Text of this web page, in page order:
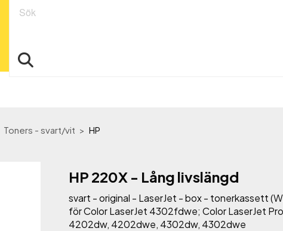
Sök
Toners - svart/vit HP
HP 220X - Lång livslängd
svart - original - LaserJet - box - tonerkassett
för Color LaserJet 4302fdwe; Color LaserJet
4202dw, 4202dwe, 4302dw, 4302dwe